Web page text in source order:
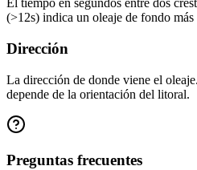
El tiempo en segundos entre dos
(>12s) indica un oleaje de fondo más
Dirección
La dirección de donde viene el
depende de la orientación del litoral.
Preguntas frecuentes